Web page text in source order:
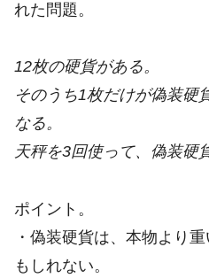
れた問題。
12枚の硬貨がある。
そのうち1枚だけが偽装硬
なる。
天秤を3回使って、偽装硬
ポイント。
・偽装硬貨は、本物より
もしれない。